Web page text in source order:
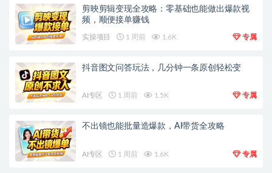
剪映剪辑变现全攻略：零基础也能做出爆款视
频，顺便接单赚钱
实操项目 1 周前 1.6K 专属
抖音图文问答玩法，几分钟一条原创轻松变
AI专区 1 周前 1.5K 专属
不出镜也能批量造爆款，AI带货全攻略
AI专区 1 周前 1.6K 专属